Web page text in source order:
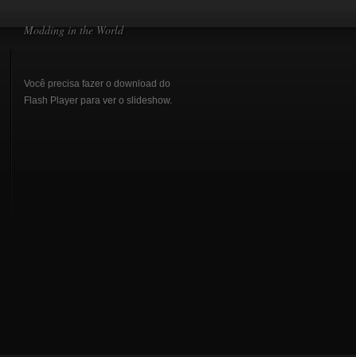
Modding in the World
Você precisa fazer o download do
Flash Player para ver o slideshow.